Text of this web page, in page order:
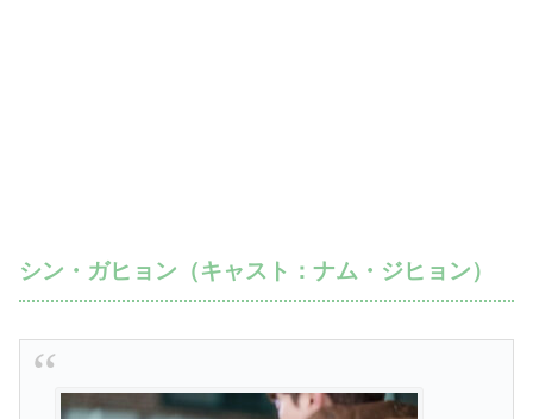
シン・ガヒョン（キャスト：ナム・ジヒョン）